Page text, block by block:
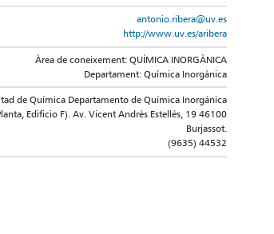
antonio.ribera@uv.es
http://www.uv.es/aribera
Àrea de coneixement: QUÍMICA INORGÀNICA
Departament: Química Inorgànica
de Química Departamento de Química Inorgánica
Edificio F). Av. Vicent Andrés Estellés, 19 46100
Burjassot.
(9635) 44532